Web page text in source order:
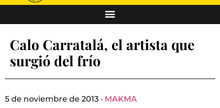
Calo Carratalá, el artista que
surgió del frío
5 de noviembre de 2013 · MAKMA